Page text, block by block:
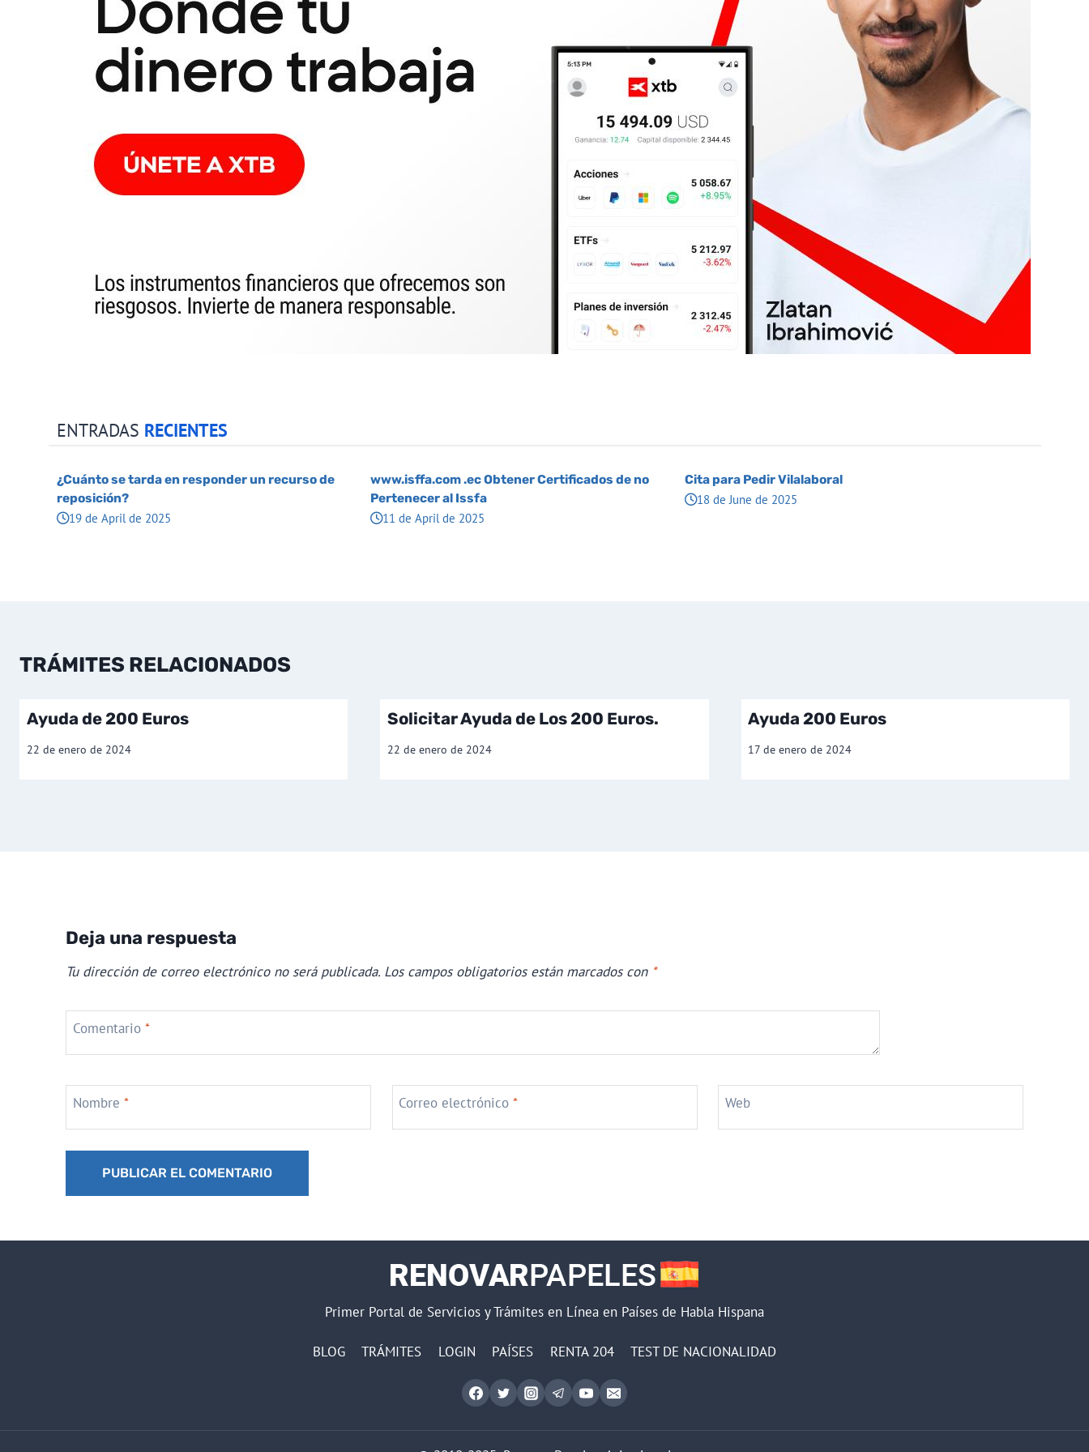
ENTRADAS RECIENTES
¿Cuánto se tarda en responder un recurso de
reposición?
19 de April de 2025
www.isffa.com .ec Obtener Certificados de no
Pertenecer al Issfa
11 de April de 2025
Cita para Pedir Vilalaboral
18 de June de 2025
TRÁMITES RELACIONADOS
Ayuda de 200 Euros
22 de enero de 2024
Solicitar Ayuda de Los 200 Euros.
22 de enero de 2024
Ayuda 200 Euros
17 de enero de 2024
Deja una respuesta
Tu dirección de correo electrónico no será publicada. Los campos obligatorios están marcados con *
Comentario *
Nombre * Correo electrónico * Web
Primer Portal de Servicios y Trámites en Línea en Países de Habla Hispana
BLOG TRÁMITES LOGIN PAÍSES RENTA 204 TEST DE NACIONALIDAD